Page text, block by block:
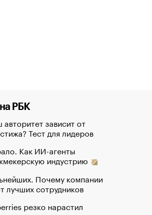
РБК
зависит от
Тест для лидеров
Как ИИ-агенты
индустрию
Почему компании
лучших сотрудников
резко нарастил